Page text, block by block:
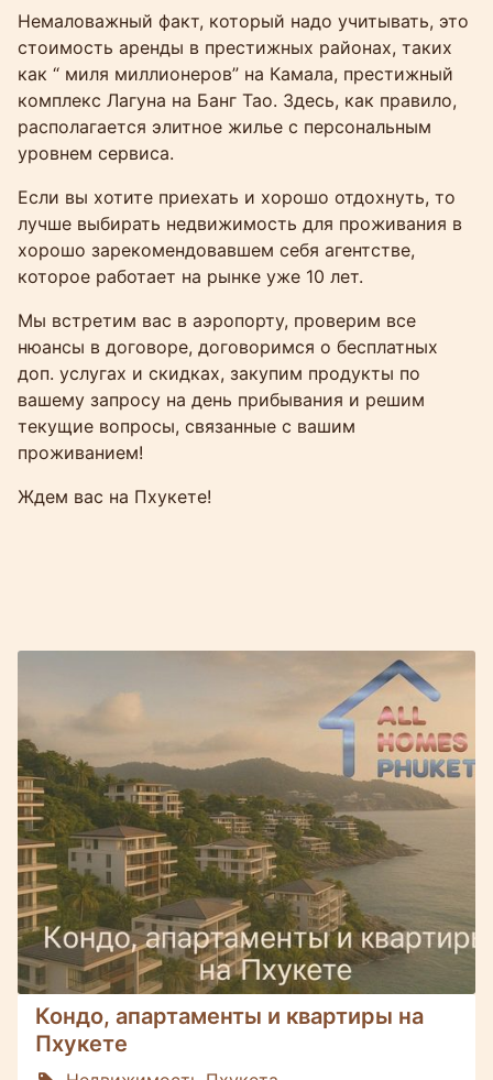
Немаловажный факт, который надо учитывать, это
стоимость аренды в престижных районах, таких
как “ миля миллионеров” на Камала, престижный
комплекс Лагуна на Банг Тао. Здесь, как правило,
располагается элитное жилье с персональным
уровнем сервиса.
Если вы хотите приехать и хорошо отдохнуть, то
лучше выбирать недвижимость для проживания в
хорошо зарекомендовавшем себя агентстве,
которое работает на рынке уже 10 лет.
Мы встретим вас в аэропорту, проверим все
нюансы в договоре, договоримся о бесплатных
доп. услугах и скидках, закупим продукты по
вашему запросу на день прибывания и решим
текущие вопросы, связанные с вашим
проживанием!
Ждем вас на Пхукете!
Кондо, апартаменты и квартиры на
Пхукете